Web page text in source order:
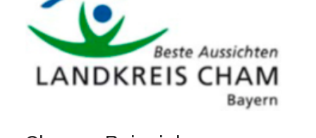
Partner